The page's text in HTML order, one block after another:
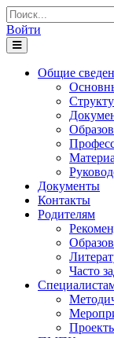
Войти
Toggle
navigation
Общие
Документы
Контакты
Родителям
Часто